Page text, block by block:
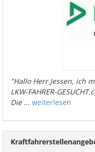
"Hallo Herr Jessen, ich
LKW-FAHRER-
Die... weiterlesen